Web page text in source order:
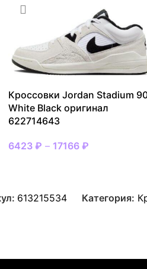
Кроссовки Jordan Stadium
White Black оригинал
622714643
6423 ₽ – 17166 ₽
613215534 Категория: